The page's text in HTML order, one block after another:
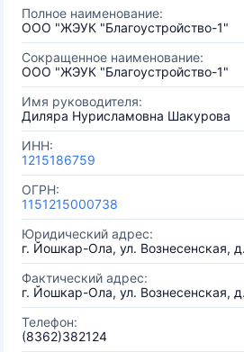
Полное наименование:
ООО "ЖЭУК "Благоустройство-1"
Сокращенное наименование:
ООО "ЖЭУК "Благоустройство-1"
Имя руководителя:
Диляра Нурисламовна Шакурова
ИНН:
1215186759
ОГРН:
1151215000738
Юридический адрес:
г. Йошкар-Ола, ул. Вознесенская,
Фактический адрес:
г. Йошкар-Ола, ул. Вознесенская,
Телефон:
(8362)382124